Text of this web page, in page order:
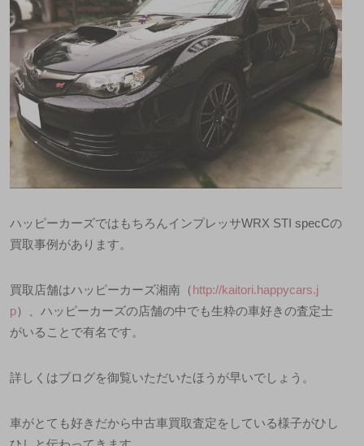
ハッピーカーズではもちろんインプレッサWRX STI specCの
買取事例があります。
買取店舗はハッピーカーズ湘南（http://kaitori.happycars.j
p）、ハッピーカーズの店舗の中でも生粋の車好きの査定士
がいることで有名です。
詳しくはブログを御覧いただいたほうが早いでしょう。
車がとても好きだから中古車買取査定をしている様子がひし